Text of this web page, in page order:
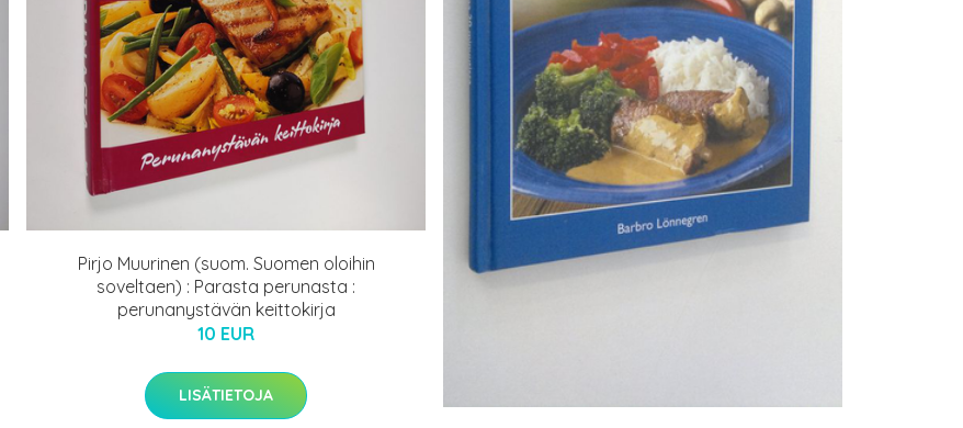
Pirjo Muurinen (suom. Suomen oloihin
soveltaen) : Parasta perunasta :
perunanystävän keittokirja
10 EUR
LISÄTIETOJA